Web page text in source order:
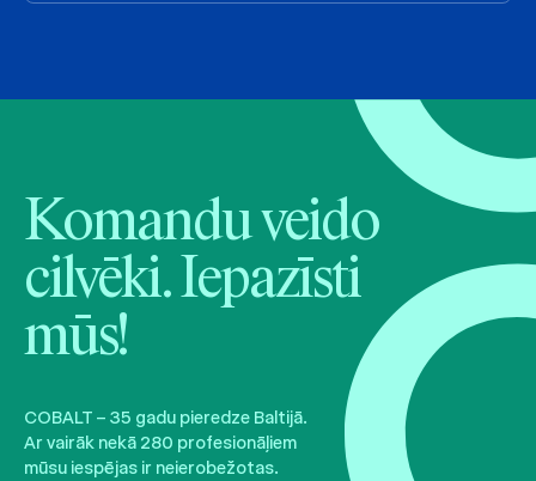
Komandu veido
cilvēki. Iepazīsti
mūs!
COBALT – 35 gadu pieredze Baltijā.
Ar vairāk nekā 280 profesionāļiem
mūsu iespējas ir neierobežotas.